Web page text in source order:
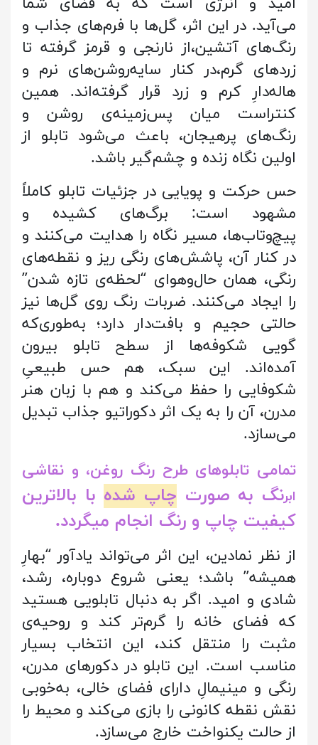
امید و انرژی است که به فضای شما
می‌آید. در این اثر، گل‌ها با فرم‌های جذاب و
رنگ‌های آتشین،از نارنجی و قرمز گرفته تا
زردهای گرم،در کنار سایه‌روشن‌های نرم و
هاله‌دارِ کرم و زرد قرار گرفته‌اند. همین
کنتراست میان پس‌زمینه‌ی روشن و
رنگ‌های پرهیجان، باعث می‌شود تابلو از
اولین نگاه زنده و چشم‌گیر باشد.
حس حرکت و پویایی در جزئیات تابلو کاملاً
مشهود است: برگ‌های کشیده و
پیچ‌وتاب‌ها، مسیر نگاه را هدایت می‌کنند و
در کنار آن، پاشش‌های رنگی ریز و نقطه‌های
رنگی، همان حال‌وهوای “لحظه‌ی تازه شدن”
را ایجاد می‌کنند. ضربات رنگ روی گل‌ها نیز
حالتی حجیم و بافت‌دار دارد؛ به‌طوری‌که
گویی شکوفه‌ها از سطح تابلو بیرون
آمده‌اند. این سبک، هم حس طبیعیِ
شکوفایی را حفظ می‌کند و هم با زبان هنر
مدرن، آن را به یک اثر دکوراتیو جذاب تبدیل
می‌سازد.
تمامی تابلوهای طرح رنگ روغن، و نقاشی
ابرنگ به صورت چاپ شده با بالاترین
کیفیت چاپ و رنگ انجام میگردد.
از نظر نمادین، این اثر می‌تواند یادآور “بهارِ
همیشه” باشد؛ یعنی شروع دوباره، رشد،
شادی و امید. اگر به دنبال تابلویی هستید
که فضای خانه را گرم‌تر کند و روحیه‌ی
مثبت را منتقل کند، این انتخاب بسیار
مناسب است. این تابلو در دکورهای مدرن،
رنگی و مینیمالِ دارای فضای خالی، به‌خوبی
نقش نقطه کانونی را بازی می‌کند و محیط را
از حالت یکنواخت خارج می‌سازد.